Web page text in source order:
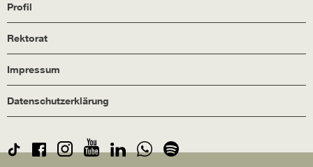
Profil
Rektorat
Impressum
Datenschutzerklärung